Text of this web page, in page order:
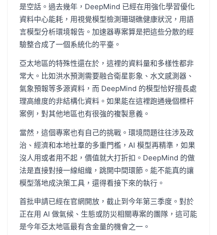
是空話。過去幾年，DeepMind 已經在用強化學習優化
資料中心能耗，用視覺模型檢測珊瑚礁健康狀況，用語
言模型分析環境報告。加速器專案算是把這些分散的經
驗整合成了一個系統化的平臺。
亞太地區的特殊性還在於，這裡的資料量和多樣性都非
常大。比如洪水預測需要融合衛星影象、水文感測器、
氣象預報等多源資料，而 DeepMind 的模型恰好擅長處
理高維度的非結構化資料。如果能在這裡跑通幾個標杆
案例，對其他地區也有很強的複製意義。
當然，這個專案也有自己的挑戰。環境問題往往涉及政
治、經濟和本地社羣的多重門檻，AI 模型再精準，如果
沒人用或者用不起，價值就大打折扣。DeepMind 的做
法是直接對接一線組織，跳開中間環節。能不能真的讓
模型落地成決策工具，還得看接下來的執行。
首批申請已經在官網開放，截止到今年第三季度。對於
正在用 AI 做氣候、生態或防災相關專案的團隊，這可能
是今年亞太地區最有含金量的機會之一。